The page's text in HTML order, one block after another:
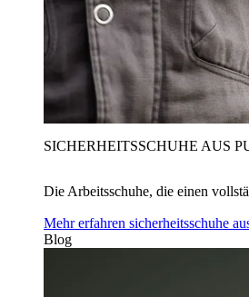
SICHERHEITSSCHUHE AUS
Die Arbeitsschuhe, die einen
Mehr erfahren sicherheitsschuhe
Blog